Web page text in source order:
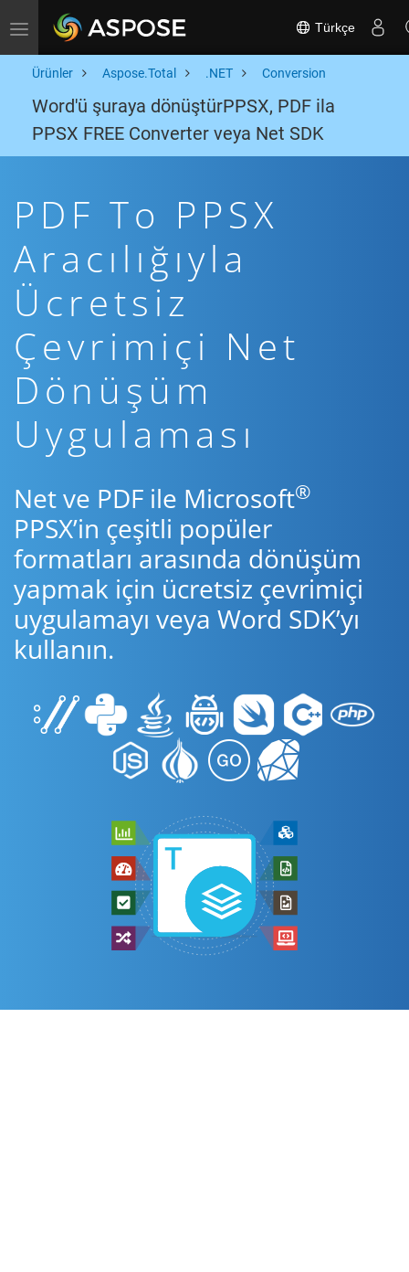
Toggle navigation Türkçe
Ürünler Aspose.Total .NET Conversion
Word'ü şuraya dönüştürPPSX, PDF ila
PPSX FREE Converter veya Net SDK
PDF To PPSX
Aracılığıyla
Ücretsiz
Çevrimiçi Net
Dönüşüm
Uygulaması
Net ve PDF ile Microsoft®
PPSX’in çeşitli popüler
formatları arasında dönüşüm
yapmak için ücretsiz çevrimiçi
uygulamayı veya Word SDK’yı
kullanın.